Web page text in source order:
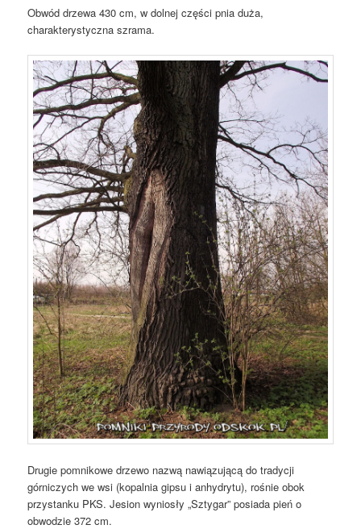
Obwód drzewa 430 cm, w dolnej części pnia duża,
charakterystyczna szrama.
Drugie pomnikowe drzewo nazwą nawiązującą do tradycji
górniczych we wsi (kopalnia gipsu i anhydrytu), rośnie obok
przystanku PKS. Jesion wyniosły „Sztygar” posiada pień o
obwodzie 372 cm.